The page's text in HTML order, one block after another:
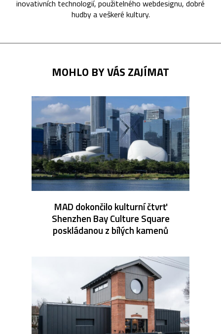
inovativních technologií, použitelného webdesignu, dobré
hudby a veškeré kultury.
MOHLO BY VÁS ZAJÍMAT
MAD dokončilo kulturní čtvrť
Shenzhen Bay Culture Square
poskládanou z bílých kamenů